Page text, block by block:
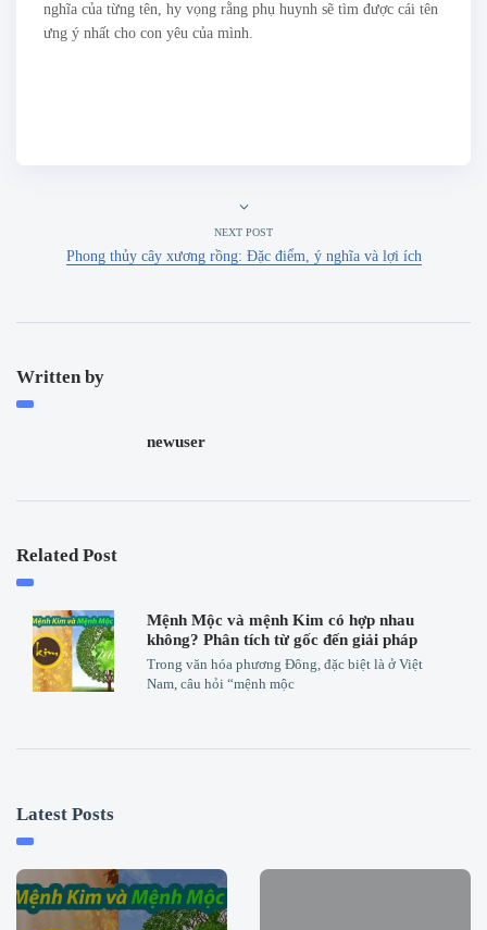
nghĩa của từng tên, hy vọng rằng phụ huynh sẽ tìm được cái tên
ưng ý nhất cho con yêu của mình.
NEXT POST
Phong thủy cây xương rồng: Đặc điểm, ý nghĩa và lợi ích
Written by
newuser
Related Post
Mệnh Mộc và mệnh Kim có hợp nhau
không? Phân tích từ gốc đến giải pháp
Trong văn hóa phương Đông, đặc biệt là ở Việt
Nam, câu hỏi “mệnh mộc
Latest Posts